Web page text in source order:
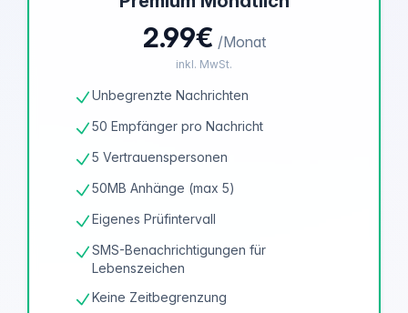
2.99€ /Monat
inkl. MwSt.
Unbegrenzte Nachrichten
50 Empfänger pro Nachricht
5 Vertrauenspersonen
50MB Anhänge (max 5)
Eigenes Prüfintervall
SMS-Benachrichtigungen für
Lebenszeichen
Keine Zeitbegrenzung